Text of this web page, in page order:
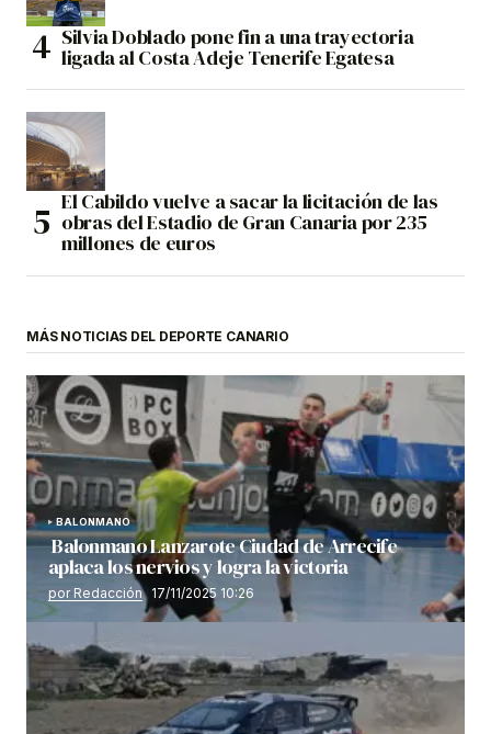
Silvia Doblado pone fin a una trayectoria
ligada al Costa Adeje Tenerife Egatesa
El Cabildo vuelve a sacar la licitación de las
obras del Estadio de Gran Canaria por 235
millones de euros
MÁS NOTICIAS DEL DEPORTE CANARIO
BALONMANO
Balonmano Lanzarote Ciudad de Arrecife
aplaca los nervios y logra la victoria
por Redacción 17/11/2025 10:26